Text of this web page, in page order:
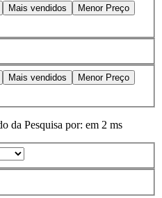
Mais vendidos
Menor Preço
Mais vendidos
Menor Preço
da Pesquisa por: em 2 ms